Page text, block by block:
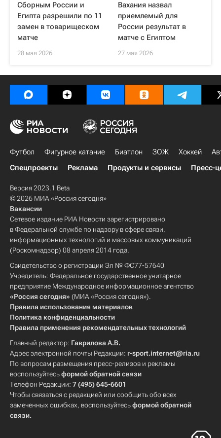
Сборным России и
Египта разрешили по 11
замен в товарищеском
матче
28 мая 2026
Вахания назвал
приемлемый для
России результат в
матче с Египтом
27 мая 2026
Футбол Фигурное катание Биатлон ЗОЖ Хоккей
Спецпроекты
Реклама Продукты и сервисы Пресс-
Версия 2023.1 Beta
© 2026 МИА «Россия сегодня»
Вакансии
Сетевое издание РИА Новости зарегистрировано
в Федеральной службе по надзору в сфере связи,
информационных технологий и массовых коммуникаций
(Роскомнадзор) 08 апреля 2014 года.
Свидетельство о регистрации Эл № ФС77-57640
Учредитель: Федеральное государственное унитарное
предприятие Международное информационное агентство
«Россия сегодня» (МИА «Россия сегодня»).
Правила использования материалов
Политика конфиденциальности
Правила применения рекомендательных технологий
Главный редактор: Гаврилова А.В.
Адрес электронной почты Редакции: r-sport.internet@ria.ru
По вопросам размещения пресс-релизов и рекламы
воспользуйтесьформой обратной связи
Телефон Редакции: 7 (495) 645-6601
Чтобы связаться с редакцией или сообщить обо всех
замеченных ошибках, воспользуйтесьформой обратной
связи.